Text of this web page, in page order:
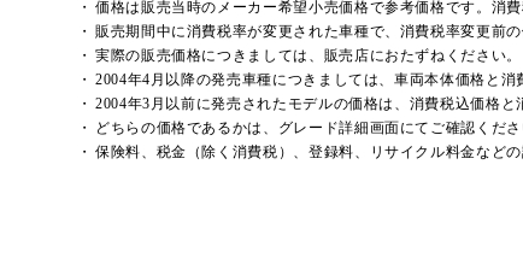
価格は販売当時のメーカー希望小売価格で参考価格です。消
販売期間中に消費税率が変更された車種で、消費税率変更前
実際の販売価格につきましては、販売店におたずねください。
2004年4月以降の発売車種につきましては、車両本体価格と
2004年3月以前に発売されたモデルの価格は、消費税込価格と
どちらの価格であるかは、グレード詳細画面にてご確認くださ
保険料、税金（除く消費税）、登録料、リサイクル料金など